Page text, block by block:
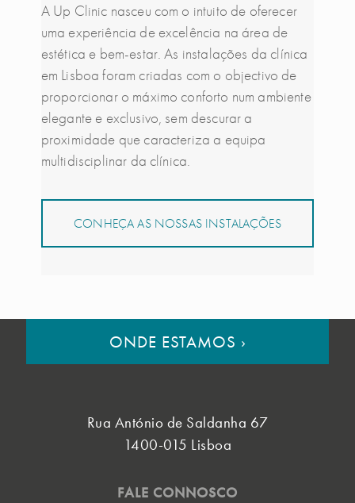
A Up Clinic nasceu com o intuito de oferecer
uma experiência de excelência na área de
estética e bem-estar. As instalações da clínica
em Lisboa foram criadas com o objectivo de
proporcionar o máximo conforto num ambiente
elegante e exclusivo, sem descurar a
proximidade que caracteriza a equipa
multidisciplinar da clínica.
CONHEÇA AS NOSSAS INSTALAÇÕES
ONDE ESTAMOS ›
Rua António de Saldanha 67
1400-015 Lisboa
FALE CONNOSCO